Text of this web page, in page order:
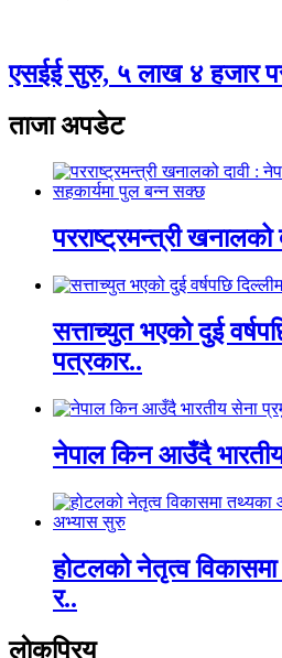
एसईई सुरु, ५ लाख ४ हजार
ताजा अपडेट
परराष्ट्रमन्त्री
सत्ताच्युत भएको दुई
पत्रकार..
नेपाल किन आउँदै
होटलको नेतृत्व
र..
लाेकप्रिय